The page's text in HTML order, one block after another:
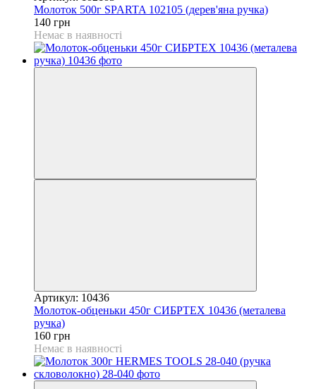
Молоток 500г SPARTA 102105 (дерев'яна ручка)
140 грн
Немає в наявності
Артикул: 10436
Молоток-обценьки 450г СИБРТЕХ 10436 (металева
ручка)
160 грн
Немає в наявності